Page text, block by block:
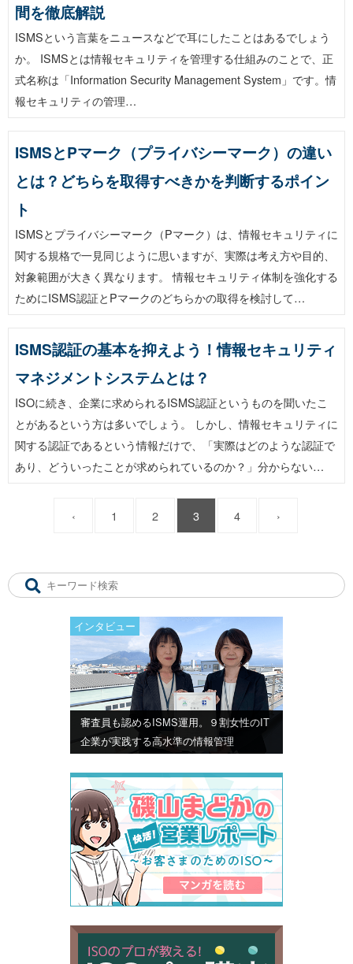
間を徹底解説
ISMSという言葉をニュースなどで耳にしたことはあるでしょう
か。 ISMSとは情報セキュリティを管理する仕組みのことで、正
式名称は「Information Security Management System」です。情
報セキュリティの管理…
ISMSとPマーク（プライバシーマーク）の違い
とは？どちらを取得すべきかを判断するポイン
ト
ISMSとプライバシーマーク（Pマーク）は、情報セキュリティに
関する規格で一見同じように思いますが、実際は考え方や目的、
対象範囲が大きく異なります。 情報セキュリティ体制を強化する
ためにISMS認証とPマークのどちらかの取得を検討して…
ISMS認証の基本を抑えよう！情報セキュリティ
マネジメントシステムとは？
ISOに続き、企業に求められるISMS認証というものを聞いたこ
とがあるという方は多いでしょう。 しかし、情報セキュリティに
関する認証であるという情報だけで、「実際はどのような認証で
あり、どういったことが求められているのか？」分からない…
‹ 1 2 3 4 ›
インタビュー
審査員も認めるISMS運用。９割女性のIT
企業が実践する高水準の情報管理